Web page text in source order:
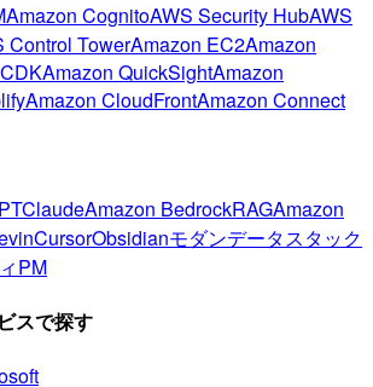
Amazon CognitoAWS Security HubAWS
Control TowerAmazon EC2Amazon
Amazon QuickSightAmazon
Amazon CloudFrontAmazon Connect
ClaudeAmazon BedrockRAGAmazon
CursorObsidianモダンデータスタック
PM
スで探す